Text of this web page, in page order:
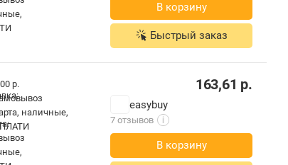
В корзину
Быстрый заказ
р.
163,61 р.
easybuy
7 отзывов i
В корзину